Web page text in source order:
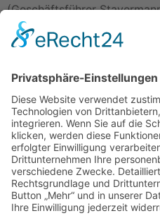
(Geschäftsführer
Entdeckungstour durch die
Lagerbereiche sowie […]
Impressum
Startseite
Im